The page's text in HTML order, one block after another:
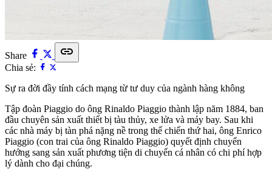
Share link
Chia sẻ:
Sự ra đời đầy tính cách mạng từ tư duy của ngành hàng không
Tập đoàn Piaggio do ông Rinaldo Piaggio thành lập năm 1884, ban
đầu chuyên sản xuất thiết bị tàu thủy, xe lửa và máy bay. Sau khi
các nhà máy bị tàn phá nặng nề trong thế chiến thứ hai, ông Enrico
Piaggio (con trai của ông Rinaldo Piaggio) quyết định chuyển
hướng sang sản xuất phương tiện di chuyển cá nhân có chi phí hợp
lý dành cho đại chúng.